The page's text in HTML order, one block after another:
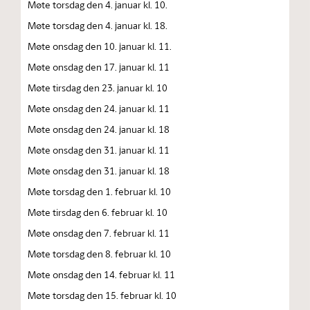
Møte torsdag den 4. januar kl. 10.
Møte torsdag den 4. januar kl. 18.
Møte onsdag den 10. januar kl. 11.
Møte onsdag den 17. januar kl. 11
Møte tirsdag den 23. januar kl. 10
Møte onsdag den 24. januar kl. 11
Møte onsdag den 24. januar kl. 18
Møte onsdag den 31. januar kl. 11
Møte onsdag den 31. januar kl. 18
Møte torsdag den 1. februar kl. 10
Møte tirsdag den 6. februar kl. 10
Møte onsdag den 7. februar kl. 11
Møte torsdag den 8. februar kl. 10
Møte onsdag den 14. februar kl. 11
Møte torsdag den 15. februar kl. 10